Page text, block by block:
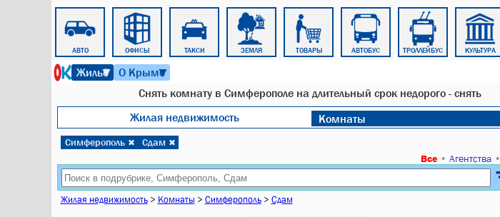
АВТО ОФИСЫ ТАКСИ ЗЕМЛЯ ТОВАРЫ АВТОБУС ТРОЛЛЕЙБУС КУЛЬТУРА
Жильё
▼ О Крыме
▼
Снять комнату в Симферополе на длительный срок недорого - снять
Жилая недвижимость
Комнаты
Симферополь ✖ Сдам ✖
Все• Агентства•
Жилая недвижимость> Комнаты > Симферополь> Сдам